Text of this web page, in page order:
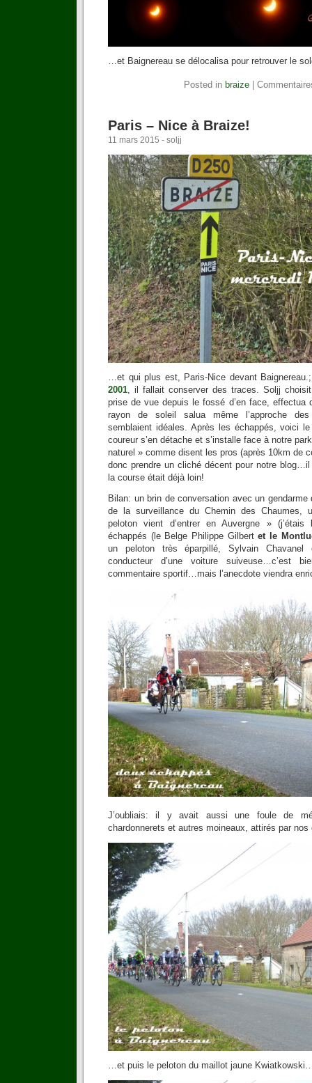
…et Baignereau se délocalisa pour retrouver le
Posted in braize|
Paris – Nice à Braize!
11 mars 2015 - soljj
…et qui plus est, Paris-Nice devant Baignereau.;
2001, il fallait conserver des traces. Soljj
prise de vue depuis le fossé d’en face,
rayon de soleil salua même l’approche
semblaient idéales. Après les échappés, voici
coureur s’en détache et s’installe face à notre
naturel » comme disent les pros (après 10km de
donc prendre un cliché décent pour notre
la course était déjà loin!
Bilan: un brin de conversation avec un
de la surveillance du Chemin des Chaumes,
peloton vient d’entrer en Auvergne »
échappés (le Belge Philippe Gilbertet le
un peloton très éparpillé, Sylvain Chavanel
conducteur d’une voiture suiveuse…c’est
commentaire sportif…mais l’anecdote viendra
J’oubliais: il y avait aussi une foule de
chardonnerets et autres moineaux, attirés par
…et puis le peloton du maillot jaune